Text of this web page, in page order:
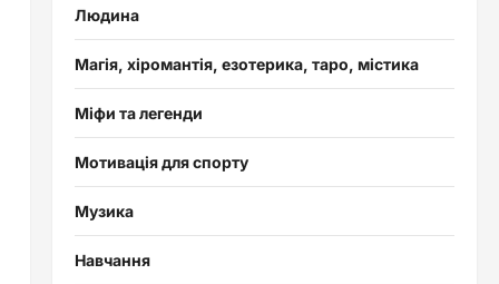
Людина
Магія, хіромантія, езотерика, таро, містика
Міфи та легенди
Мотивація для спорту
Музика
Навчання